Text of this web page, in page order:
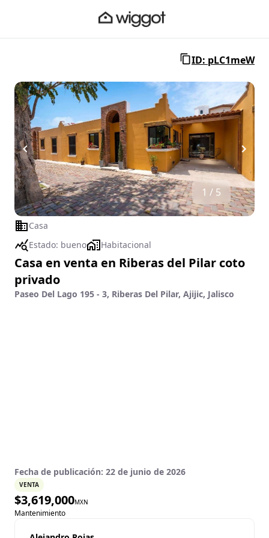
ID: pLC1meW
1 / 5
Casa
Estado: bueno Habitacional
Casa en venta en Riberas del Pilar coto
privado
Paseo Del Lago 195 - 3, Riberas Del Pilar, Ajijic, Jalisco
Fecha de publicación: 22 de junio de 2026
VENTA
$3,619,000MXN
Mantenimiento